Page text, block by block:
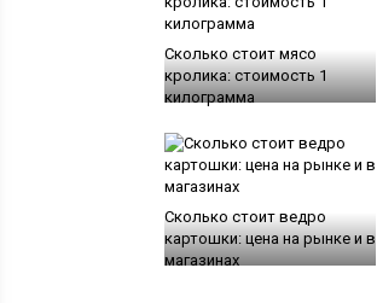
Сколько стоит мясо
кролика: стоимость 1
килограмма
Сколько стоит ведро
картошки: цена на рынке и в
магазинах